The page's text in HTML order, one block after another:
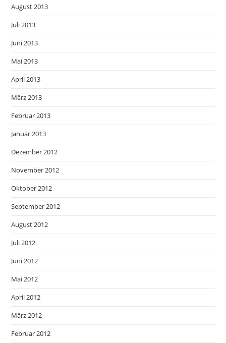
August 2013
Juli 2013
Juni 2013
Mai 2013
April 2013
März 2013
Februar 2013
Januar 2013
Dezember 2012
November 2012
Oktober 2012
September 2012
August 2012
Juli 2012
Juni 2012
Mai 2012
April 2012
März 2012
Februar 2012